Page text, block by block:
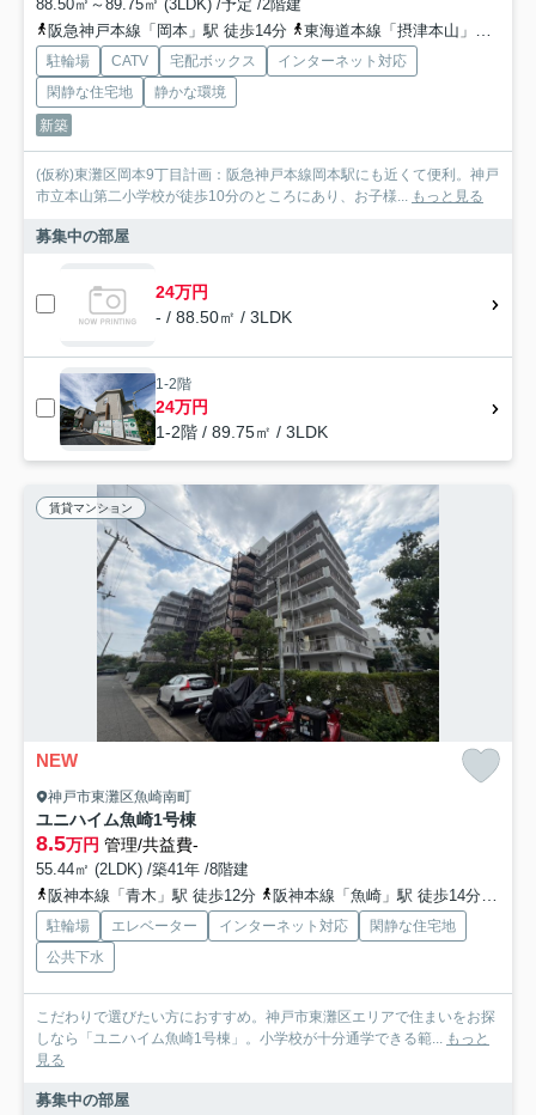
88.50㎡～89.75㎡ (3LDK) /予定 /2階建
阪急神戸本線「岡本」駅 徒歩14分
東海道本線「摂津本山」駅 徒歩18分
駐輪場 CATV 宅配ボックス
インターネット対応
閑静な住宅地
静かな環境
新築
(仮称)東灘区岡本9丁目計画：阪急神戸本線岡本駅にも近くて便利。神戸
市立本山第二小学校が徒歩10分のところにあり、お子様...
もっと見る
募集中の部屋
24万円
- / 88.50㎡ / 3LDK
1-2階
24万円
1-2階 / 89.75㎡ / 3LDK
賃貸マンション
NEW
神戸市東灘区魚崎南町
ユニハイム魚崎1号棟
8.5万円 管理/共益費-
55.44㎡ (2LDK) /築41年 /8階建
阪神本線「青木」駅 徒歩12分
阪神本線「魚崎」駅 徒歩14分
駐輪場 エレベーター インターネット対応
閑静な住宅地
公共下水
こだわりで選びたい方におすすめ。神戸市東灘区エリアで住まいをお探
しなら「ユニハイム魚崎1号棟」。小学校が十分通学できる範... もっと
見る
募集中の部屋